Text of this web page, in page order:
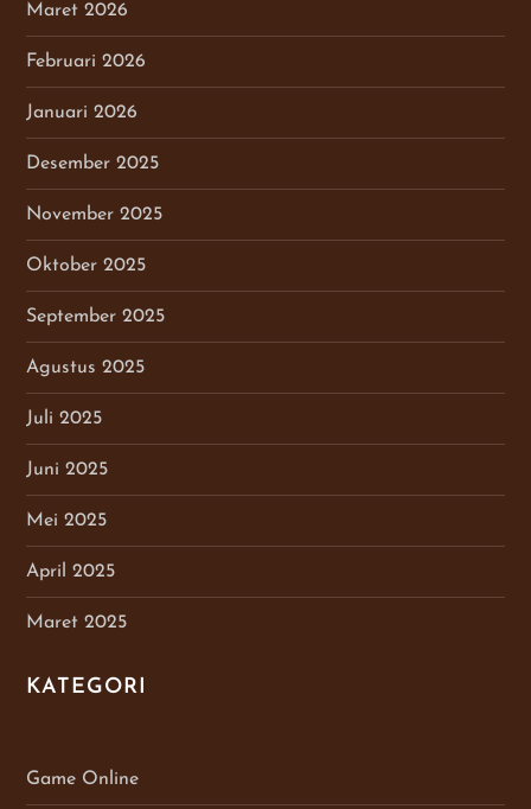
Maret 2026
Februari 2026
Januari 2026
Desember 2025
November 2025
Oktober 2025
September 2025
Agustus 2025
Juli 2025
Juni 2025
Mei 2025
April 2025
Maret 2025
KATEGORI
Game Online